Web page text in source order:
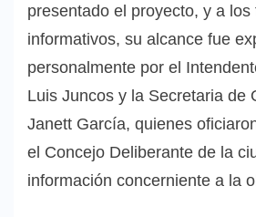
presentado el proyecto, y a los
informativos, su alcance fue
personalmente por el
Luis Juncos y la Secretaria de
Janett García, quienes
el Concejo Deliberante de la
información concerniente a la